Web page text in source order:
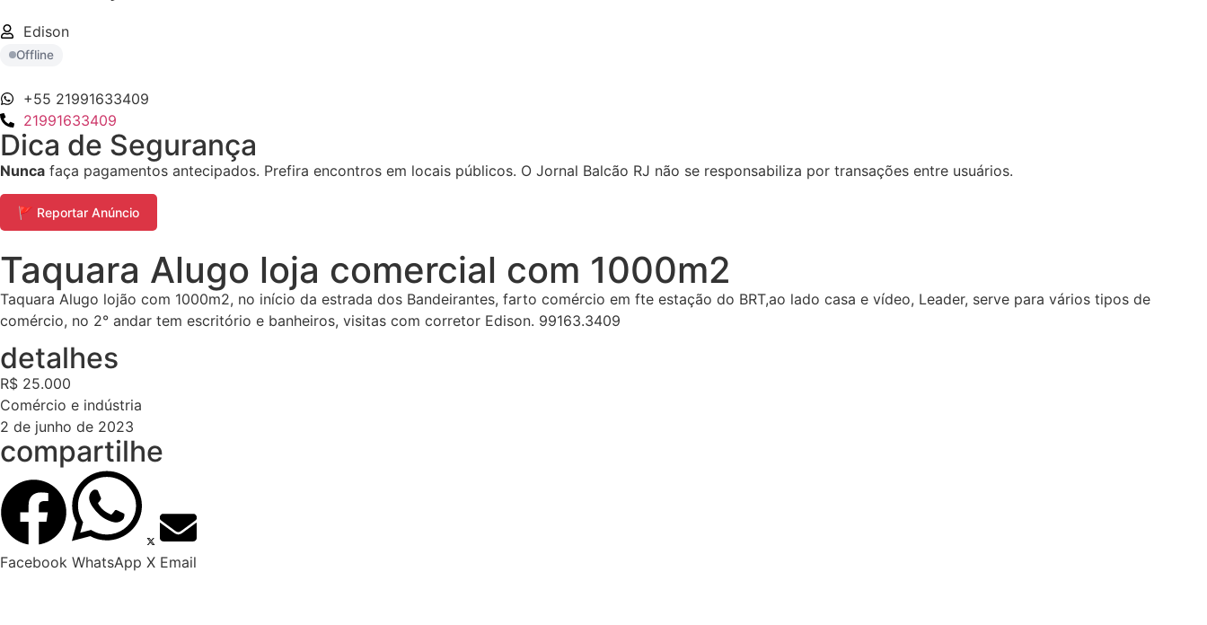
Edison
Offline
+55 21991633409
21991633409
Dica de Segurança
Nunca faça pagamentos antecipados. Prefira encontros em locais públicos. O Jornal Balcão RJ não se responsabiliza por transações entre usuários.
🚩 Reportar Anúncio
Taquara Alugo loja comercial com 1000m2
Taquara Alugo lojão com 1000m2, no início da estrada dos Bandeirantes, farto comércio em fte estação do BRT,ao lado casa e vídeo, Leader, serve para vários tipos de
comércio, no 2° andar tem escritório e banheiros, visitas com corretor Edison. 99163.3409
detalhes
R$ 25.000
Comércio e indústria
2 de junho de 2023
compartilhe
Facebook WhatsApp X Email